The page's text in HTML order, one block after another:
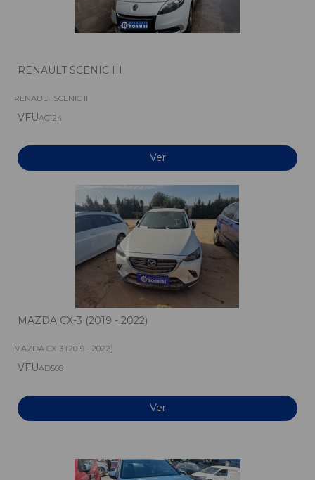
RENAULT SCENIC III
RENAULT SCENIC III
VFUAC124
Ver
MAZDA CX-3 (2019 - 2022)
MAZDA CX-3 (2019 - 2022)
VFUAD508
Ver